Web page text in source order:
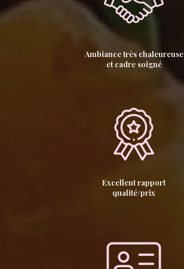
Ambiance très chaleureuse
et cadre soigné
Excellent rapport
qualité/prix